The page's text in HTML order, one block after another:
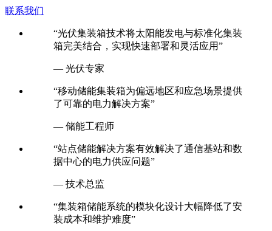
箱完美结合，实现快速部署和灵活应用”
— 光伏专家
“移动储能集装箱为偏远地区和应急场景提供
了可靠的电力解决方案”
— 储能工程师
“站点储能解决方案有效解决了通信基站和数
据中心的电力供应问题”
— 技术总监
“集装箱储能系统的模块化设计大幅降低了安
装成本和维护难度”
— 行业领袖